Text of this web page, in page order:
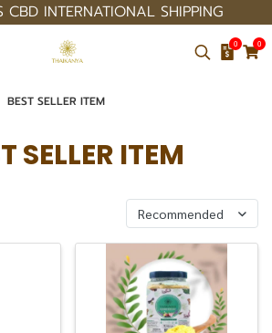
CBD INTERNATIONAL SHIPPING
0 0
BEST SELLER ITEM
SELLER ITEM
Recommended